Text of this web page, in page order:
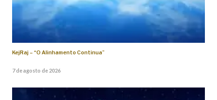
KejRaj – “O Alinhamento Continua”
7 de agosto de 2026